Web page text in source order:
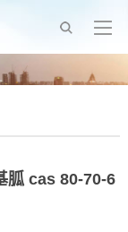
胍 cas 80-70-6